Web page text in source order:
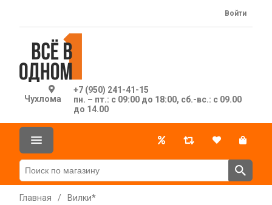
Чухлома
+7 (950) 241-41-15
пн. – пт.: с 09:00 до 18:00, сб.-вс.: с 09.00
до 14.00
Войти
Главная / Вилки*